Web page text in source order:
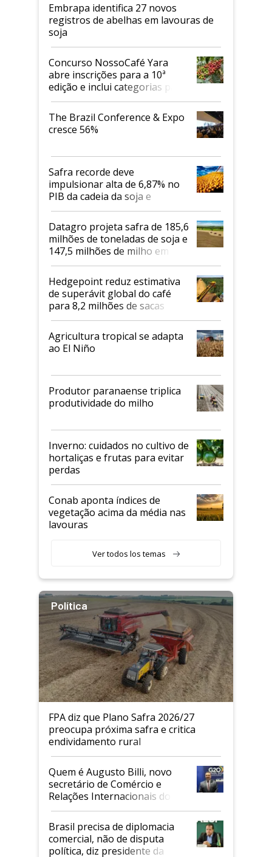
Embrapa identifica 27 novos
registros de abelhas em lavouras de
soja
Concurso NossoCafé Yara
abre inscrições para a 10ª
edição e inclui categorias para
cafés Canephora
The Brazil Conference & Expo
cresce 56%
Safra recorde deve
impulsionar alta de 6,87% no
PIB da cadeia da soja e
biodiesel em 2026
Datagro projeta safra de 185,6
milhões de toneladas de soja e
147,5 milhões de milho em
2026/27
Hedgepoint reduz estimativa
de superávit global do café
para 8,2 milhões de sacas
Agricultura tropical se adapta
ao El Niño
Produtor paranaense triplica
produtividade do milho
Inverno: cuidados no cultivo de
hortaliças e frutas para evitar
perdas
Conab aponta índices de
vegetação acima da média nas
lavouras
Ver todos los temas
Política
FPA diz que Plano Safra 2026/27
preocupa próxima safra e critica
endividamento rural
Quem é Augusto Billi, novo
secretário de Comércio e
Relações Internacionais do
Mapa
Brasil precisa de diplomacia
comercial, não de disputa
política, diz presidente da